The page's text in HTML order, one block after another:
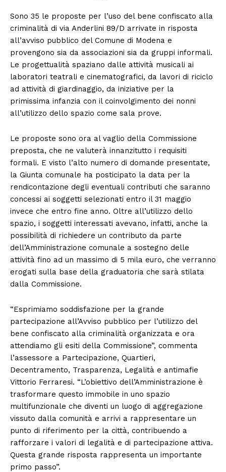
Sono 35 le proposte per l’uso del bene confiscato alla
criminalità di via Anderlini 89/D arrivate in risposta
all’avviso pubblico del Comune di Modena e
provengono sia da associazioni sia da gruppi informali.
Le progettualità spaziano dalle attività musicali ai
laboratori teatrali e cinematografici, da lavori di riciclo
ad attività di giardinaggio, da iniziative per la
primissima infanzia con il coinvolgimento dei nonni
all’utilizzo dello spazio come sala prove.
Le proposte sono ora al vaglio della Commissione
preposta, che ne valuterà innanzitutto i requisiti
formali. E visto l’alto numero di domande presentate,
la Giunta comunale ha posticipato la data per la
rendicontazione degli eventuali contributi che saranno
concessi ai soggetti selezionati entro il 31 maggio
invece che entro fine anno. Oltre all’utilizzo dello
spazio, i soggetti interessati avevano, infatti, anche la
possibilità di richiedere un contributo da parte
dell’Amministrazione comunale a sostegno delle
attività fino ad un massimo di 5 mila euro, che verranno
erogati sulla base della graduatoria che sarà stilata
dalla Commissione.
“Esprimiamo soddisfazione per la grande
partecipazione all’Avviso pubblico per l’utilizzo del
bene confiscato alla criminalità organizzata e ora
attendiamo gli esiti della Commissione”, commenta
l’assessore a Partecipazione, Quartieri,
Decentramento, Trasparenza, Legalità e antimafie
Vittorio Ferraresi. “L’obiettivo dell’Amministrazione è
trasformare questo immobile in uno spazio
multifunzionale che diventi un luogo di aggregazione
vissuto dalla comunità e arrivi a rappresentare un
punto di riferimento per la città, contribuendo a
rafforzare i valori di legalità e di partecipazione attiva.
Questa grande risposta rappresenta un importante
primo passo”.